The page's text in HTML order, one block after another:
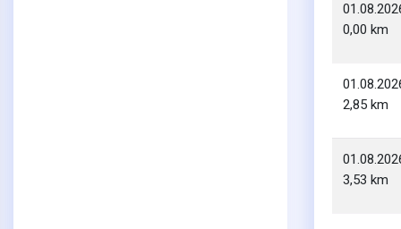
0,00 km
2,85 km
3,53 km